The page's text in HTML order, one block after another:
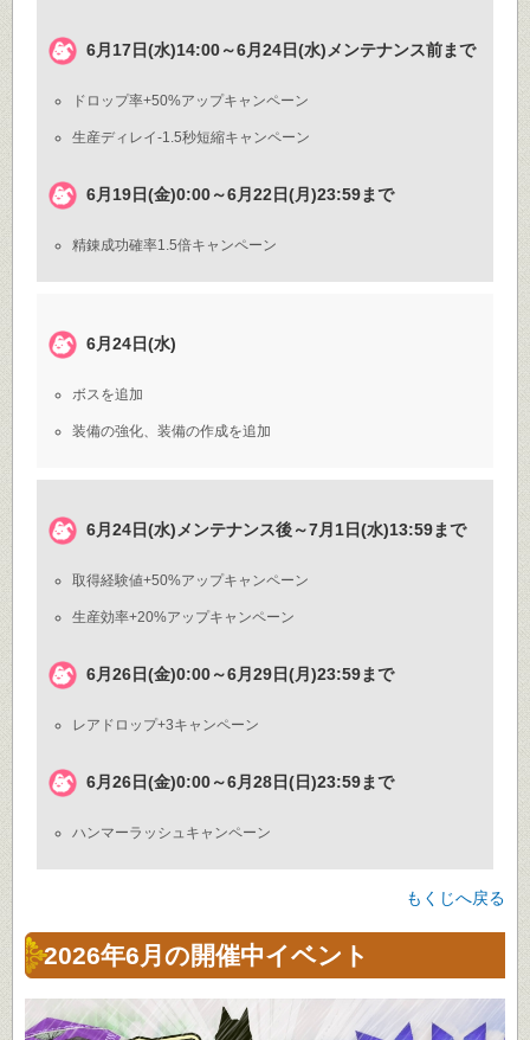
6月17日(水)14:00～6月24日(水)メンテナンス前まで
ドロップ率+50%アップキャンペーン
生産ディレイ-1.5秒短縮キャンペーン
6月19日(金)0:00～6月22日(月)23:59まで
精錬成功確率1.5倍キャンペーン
6月24日(水)
ボスを追加
装備の強化、装備の作成を追加
6月24日(水)メンテナンス後～7月1日(水)13:59まで
取得経験値+50%アップキャンペーン
生産効率+20%アップキャンペーン
6月26日(金)0:00～6月29日(月)23:59まで
レアドロップ+3キャンペーン
6月26日(金)0:00～6月28日(日)23:59まで
ハンマーラッシュキャンペーン
もくじへ戻る
2026年6月の開催中イベント